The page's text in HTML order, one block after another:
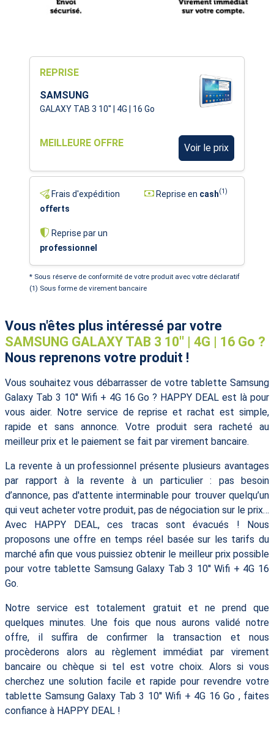
REPRISE
SAMSUNG
GALAXY TAB 3 10'' | 4G | 16 Go
MEILLEURE OFFRE Voir le prix
Frais d'expédition
offerts
Reprise en cash(1)
Reprise par un
professionnel
* Sous réserve de conformité de votre produit avec votre déclaratif
(1) Sous forme de virement bancaire
Vous n'êtes plus intéressé par votre
SAMSUNG GALAXY TAB 3 10'' | 4G | 16 Go ?
Nous reprenons votre produit !
Vous souhaitez vous débarrasser de votre tablette Samsung
Galaxy Tab 3 10'' Wifi + 4G 16 Go ? HAPPY DEAL est là pour
vous aider. Notre service de reprise et rachat est simple,
rapide et sans annonce. Votre produit sera racheté au
meilleur prix et le paiement se fait par virement bancaire.
La revente à un professionnel présente plusieurs avantages
par rapport à la revente à un particulier : pas besoin
d’annonce, pas d'attente interminable pour trouver quelqu’un
qui veut acheter votre produit, pas de négociation sur le prix…
Avec HAPPY DEAL, ces tracas sont évacués ! Nous
proposons une offre en temps réel basée sur les tarifs du
marché afin que vous puissiez obtenir le meilleur prix possible
pour votre tablette Samsung Galaxy Tab 3 10'' Wifi + 4G 16
Go.
Notre service est totalement gratuit et ne prend que
quelques minutes. Une fois que nous aurons validé notre
offre, il suffira de confirmer la transaction et nous
procèderons alors au règlement immédiat par virement
bancaire ou chèque si tel est votre choix. Alors si vous
cherchez une solution facile et rapide pour revendre votre
tablette Samsung Galaxy Tab 3 10'' Wifi + 4G 16 Go , faites
confiance à HAPPY DEAL !